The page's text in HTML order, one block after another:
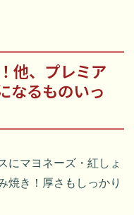
他、プレミア
なるものいっ
にマヨネーズ・紅しょ
焼き！厚さもしっかり